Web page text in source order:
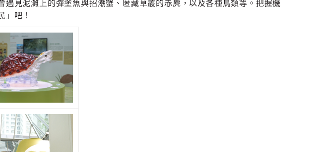
見泥灘上的彈塗魚與招潮蟹、匿藏草叢的赤麂，以及各種鳥類等。把握機
」吧！